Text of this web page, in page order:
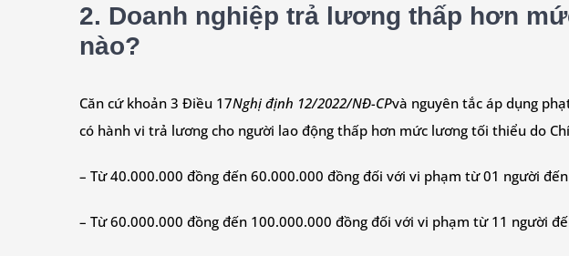
2. Doanh nghiệp trả lương thấp hơn
nào?
Căn cứ khoản 3 Điều 17Nghị định 12/2022/NĐ-CPvà nguyên tắc áp dụng
có hành vi trả lương cho người lao động thấp hơn mức lương tối thiểu do
– Từ 40.000.000 đồng đến 60.000.000 đồng đối với vi phạm từ 01 người
– Từ 60.000.000 đồng đến 100.000.000 đồng đối với vi phạm từ 11 người